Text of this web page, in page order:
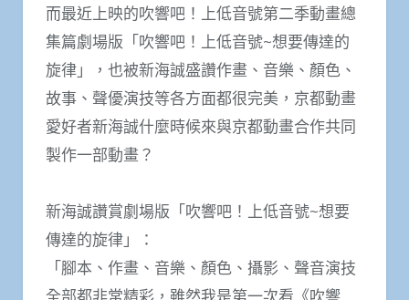
而最近上映的吹響吧！上低音號第二季動畫總
集篇劇場版「吹響吧！上低音號~想要傳達的
旋律」，也被新海誠盛讚作畫、音樂、顏色、
故事、聲優演技等各方面都很完美，京都動畫
愛好者新海誠什麼時候來與京都動畫合作共同
製作一部動畫？
新海誠讚賞劇場版「吹響吧！上低音號~想要
傳達的旋律」：
「腳本、作畫、音樂、顏色、攝影、聲音演技